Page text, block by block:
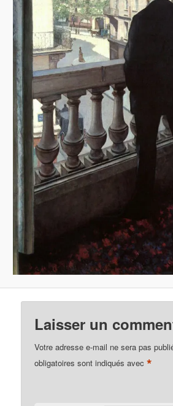
Laisser un
Votre adresse e-mail ne sera pas
obligatoires sont indiqués avec*